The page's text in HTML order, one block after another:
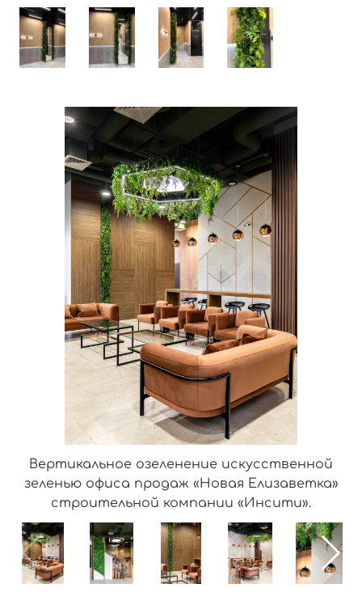
Вертикальное озеленение искусственной
зеленью офиса продаж «Новая Елизаветка»
строительной компании «Инсити».